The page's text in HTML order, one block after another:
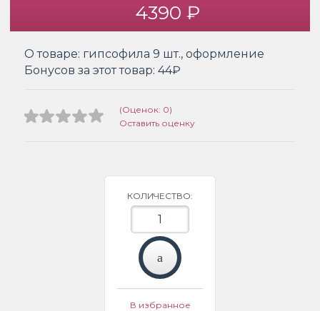
4390 ₽
О товаре: гипсофила 9 шт., оформление
Бонусов за этот товар: 44₽
(Оценок: 0)
Оставить оценку
КОЛИЧЕСТВО:
В избранное